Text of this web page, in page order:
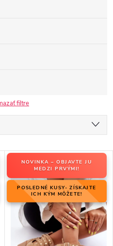
filtre
NOVINKA – OBJAVTE JU
MEDZI PRVÝMI!
POSLEDNÉ KUSY- ZÍSKAJTE
ICH KÝM MÔŽETE!